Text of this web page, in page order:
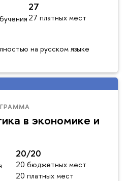
27
27 платных мест
на русском языке
в экономике и
20/20
20 бюджетных мест
20 платных мест